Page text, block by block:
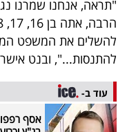
"תראה, אנחנו שמרנו
להשלים את המשפט
להתנסות...", ובנט אישר
עוד ב-